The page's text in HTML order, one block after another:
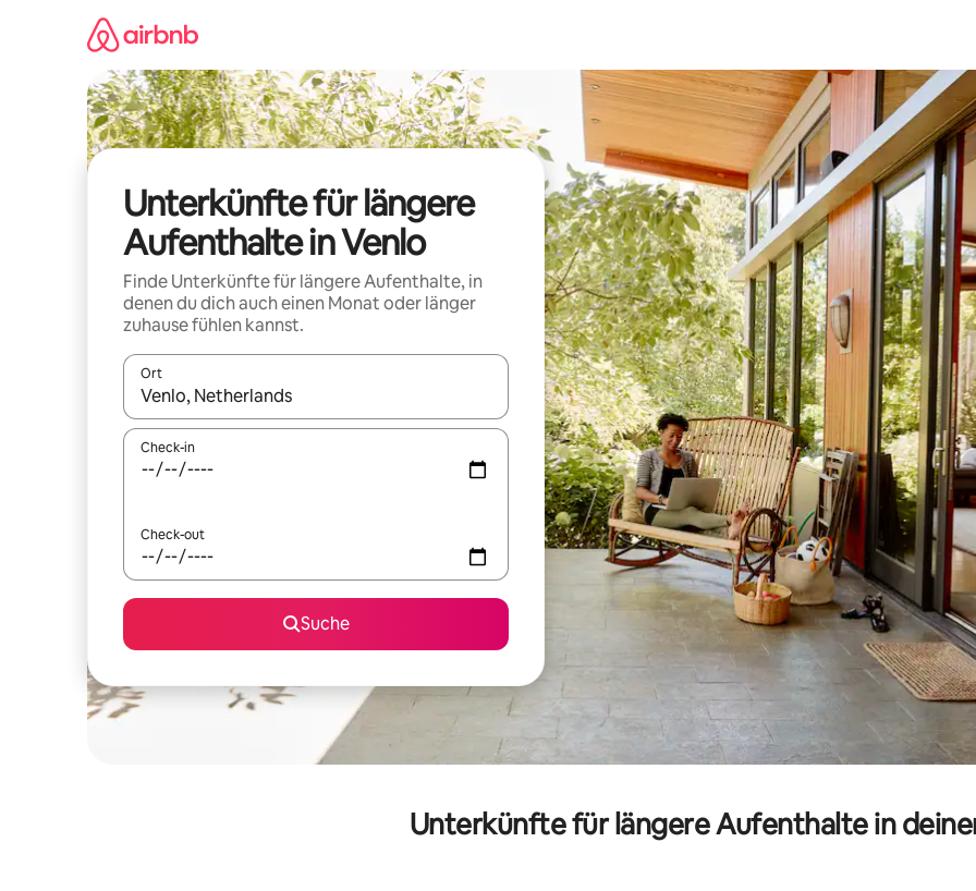
Unterkünfte für längere
Aufenthalte in Venlo
Finde Unterkünfte für längere Aufenthalte, in
denen du dich auch einen Monat oder länger
zuhause fühlen kannst.
Ort
Wenn Ergebnisse verfügbar sind, navigiere mit den Pfeiltasten nach oben und unten oder erkunde die Ergebnisse
Check-in
Check-out
Suche
Unterkünfte für längere Aufenthalte in